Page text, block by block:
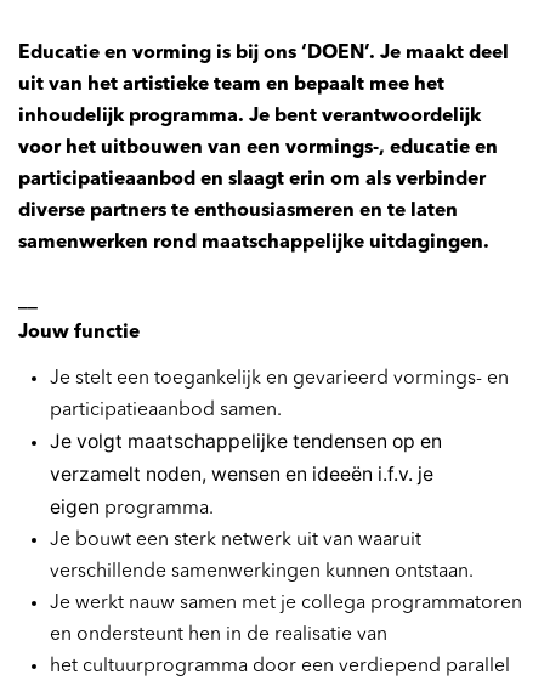
Educatie en vorming is bij ons ‘DOEN’. Je maakt deel
uit van het artistieke team en bepaalt mee het
inhoudelijk programma. Je bent verantwoordelijk
voor het uitbouwen van een vormings-, educatie en
participatieaanbod en slaagt erin om als verbinder
diverse partners te enthousiasmeren en te laten
samenwerken rond maatschappelijke uitdagingen.
Jouw functie
Je stelt een toegankelijk en gevarieerd vormings- en
participatieaanbod samen.
Je volgt maatschappelijke tendensen op en
verzamelt noden, wensen en ideeën i.f.v. je
eigen programma.
Je bouwt een sterk netwerk uit van waaruit
verschillende samenwerkingen kunnen ontstaan.
Je werkt nauw samen met je collega programmatoren
en ondersteunt hen in de realisatie van
het cultuurprogramma door een verdiepend parallel